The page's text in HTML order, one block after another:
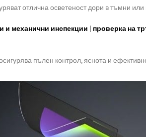
отлична осветеност дори в тъмни
и механични инспекции | проверка на
пълен контрол, яснота и